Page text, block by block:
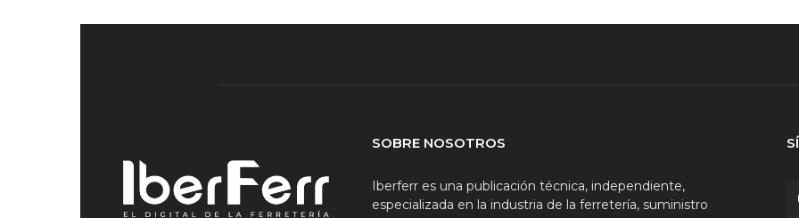
SOBRE NOSOTROS
Iberferr es una publicación técnica, independiente,
especializada en la industria de la ferretería, suministro